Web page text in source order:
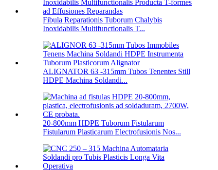
Fibula Reparationis Tuborum Chalybis
Inoxidabilis Multifunctionalis T...
ALIGNATOR 63 -315mm Tubos Tenentes Still
HDPE Machina Soldandi...
20-800mm HDPE Tuborum Fistularum
Fistularum Plasticarum Electrofusionis Nos...